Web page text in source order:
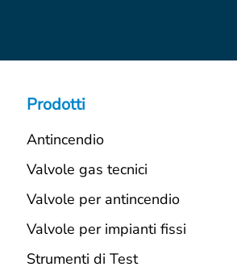
Prodotti
Antincendio
Valvole gas tecnici
Valvole per antincendio
Valvole per impianti fissi
Strumenti di Test